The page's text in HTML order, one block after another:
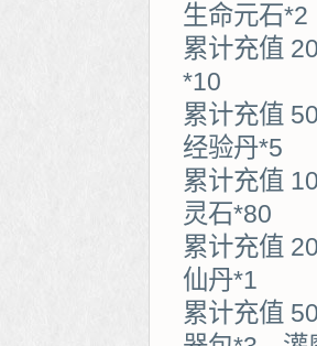
生命元石*2
累计充值
*10
累计充值
经验丹*5
累计充值
灵石*80
累计充值
仙丹*1
累计充值